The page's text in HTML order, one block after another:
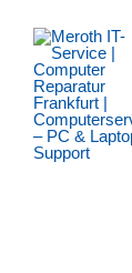
Inhalt
springen